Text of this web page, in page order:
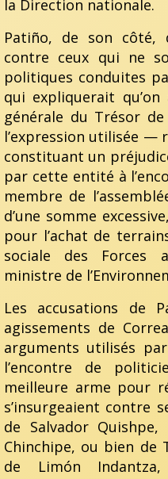
la Direction nationale.
Patiño, de son côté,
contre ceux qui ne
politiques conduites
qui expliquerait
générale du Trésor
l’expression utilisée —
constituant un
par cette entité à
membre de
d’une somme
pour l’achat de
sociale des Forces
ministre de
Les accusations de
agissements de
arguments utilisés
l’encontre de
meilleure arme pour
s’insurgeaient contre
de Salvador
Chinchipe, ou bien de
de Limón